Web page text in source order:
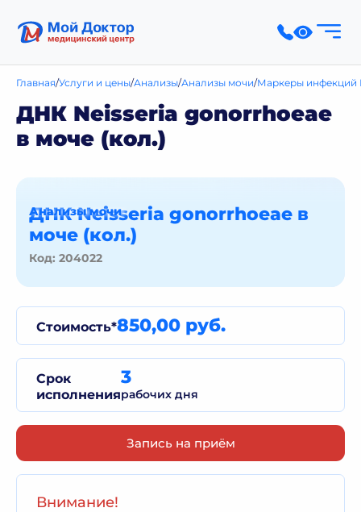
Главная Услуги и цены Анализы Анализы мочи Маркеры инфекций
ДНК Neisseria gonorrhoeae
в моче (кол.)
ДНК Neisseria gonorrhoeae в
моче (кол.)
Код: 204022
Анализы мочи
Стоимость*850,00 руб.
Срок
исполнения
3
рабочих дня
Запись на приём
Внимание!